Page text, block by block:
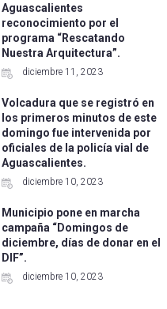
Aguascalientes
reconocimiento por el
programa “Rescatando
Nuestra Arquitectura”.
diciembre 11, 2023
Volcadura que se registró en
los primeros minutos de este
domingo fue intervenida por
oficiales de la policía vial de
Aguascalientes.
diciembre 10, 2023
Municipio pone en marcha
campaña “Domingos de
diciembre, días de donar en el
DIF”.
diciembre 10, 2023